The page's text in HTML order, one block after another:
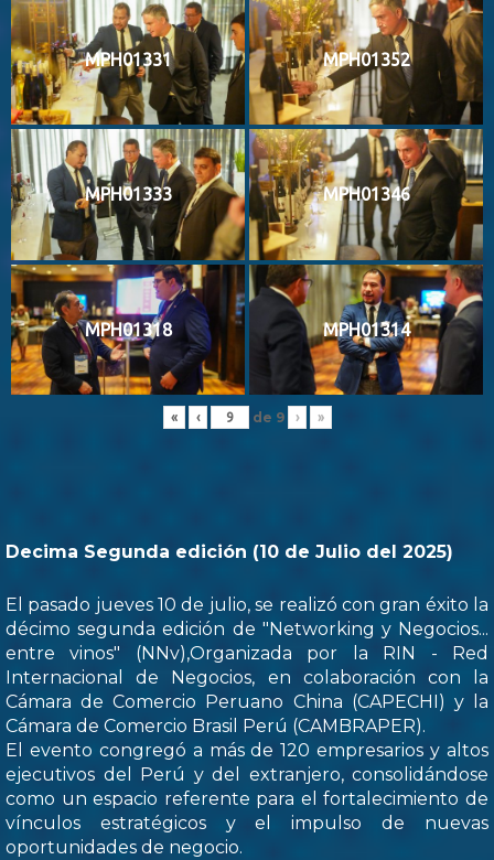
MPH01331 MPH01352
MPH01333 MPH01346
MPH01318 MPH01314
« ‹ de 9 › »
Decima Segunda edición (10 de Julio del 2025)
El pasado jueves 10 de julio, se realizó con gran éxito la
décimo segunda edición de "Networking y Negocios...
entre vinos" (NNv),Organizada por la RIN - Red
Internacional de Negocios, en colaboración con la
Cámara de Comercio Peruano China (CAPECHI) y la
Cámara de Comercio Brasil Perú (CAMBRAPER).
El evento congregó a más de 120 empresarios y altos
ejecutivos del Perú y del extranjero, consolidándose
como un espacio referente para el fortalecimiento de
vínculos estratégicos y el impulso de nuevas
oportunidades de negocio.